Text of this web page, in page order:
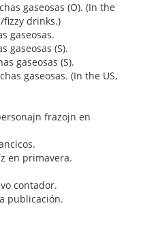
gaseosas (O). (In the
fizzy drinks.)
gaseosas.
gaseosas (S).
gaseosas (S).
gaseosas. (In the US,
frazojn en
en primavera.
contador.
publicación.